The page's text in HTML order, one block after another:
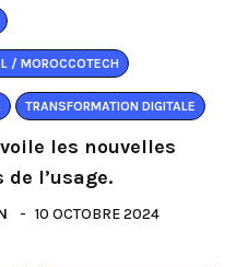
/ MOROCCOTECH
TRANSFORMATION DIGITALE
les nouvelles
l’usage.
10 OCTOBRE 2024